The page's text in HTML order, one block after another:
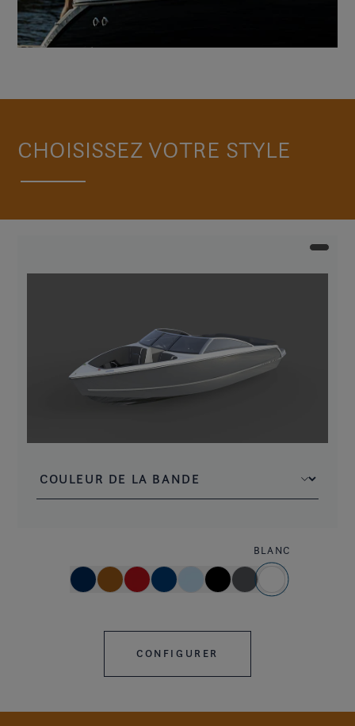
CHOISISSEZ VOTRE STYLE
BLANC
CONFIGURER